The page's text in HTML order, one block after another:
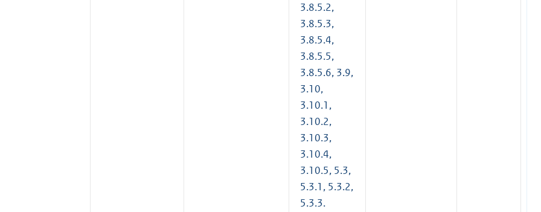
3.8.5.2,
3.8.5.3,
3.8.5.4,
3.8.5.5,
3.8.5.6, 3.9,
3.10,
3.10.1,
3.10.2,
3.10.3,
3.10.4,
3.10.5, 5.3,
5.3.1, 5.3.2,
5.3.3.